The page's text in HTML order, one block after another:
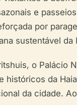
e
por
sustentável da
o Palácio
da
da cidade.